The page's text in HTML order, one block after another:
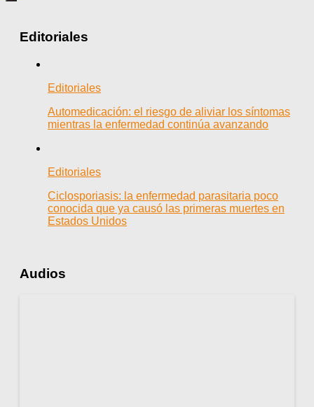
Editoriales
Editoriales
Automedicación: el riesgo de aliviar los síntomas
mientras la enfermedad continúa avanzando
Editoriales
Ciclosporiasis: la enfermedad parasitaria poco
conocida que ya causó las primeras muertes en
Estados Unidos
Audios